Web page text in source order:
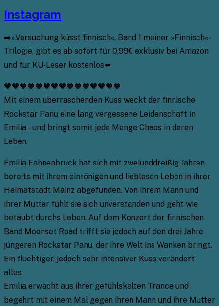
Instagram
➡️»Versuchung küsst finnisch«, Band 1 meiner »Finnisch«-
Trilogie, gibt es ab sofort für 0,99€ exklusiv bei Amazon
und für KU-Leser kostenlos⬅️
💙💙💙💙💙💙💙💙💙💙💙💙💙💙💙
Mit einem überraschenden Kuss weckt der finnische
Rockstar Panu eine lang vergessene Leidenschaft in
Emilia – und bringt somit jede Menge Chaos in deren
Leben.
Emilia Fahnenbruck hat sich mit zweiunddreißig Jahren
bereits mit ihrem eintönigen und lieblosen Leben in ihrer
Heimatstadt Mainz abgefunden. Von ihrem Mann und
ihrer Mutter fühlt sie sich unverstanden und geht wie
betäubt durchs Leben. Auf dem Konzert der finnischen
Band Moonset Road trifft sie jedoch auf den drei Jahre
jüngeren Rockstar Panu, der ihre Welt ins Wanken bringt.
Ein flüchtiger, jedoch sehr intensiver Kuss verändert
alles.
Emilia erwacht aus ihrer gefühlskalten Trance und
begehrt mit einem Mal gegen ihren Mann und ihre Mutter